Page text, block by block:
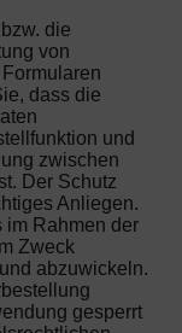
die
von
dass die
und
zwischen
Der Schutz
Anliegen.
im Rahmen der
Zweck
abzuwickeln.
gesperrt